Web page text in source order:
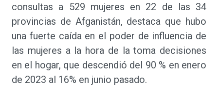
consultas a 529 mujeres en 22 de las 34
provincias de Afganistán, destaca que hubo
una fuerte caída en el poder de influencia de
las mujeres a la hora de la toma decisiones
en el hogar, que descendió del 90 % en enero
de 2023 al 16% en junio pasado.